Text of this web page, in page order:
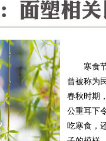
寒食
曾被称为
春秋时期
公重耳下
吃寒食，